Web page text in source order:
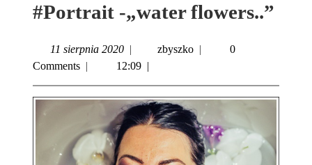
#Portrait -„water flowers..”
11 sierpnia 2020 | zbyszko |
0
Comments | 12:09 |